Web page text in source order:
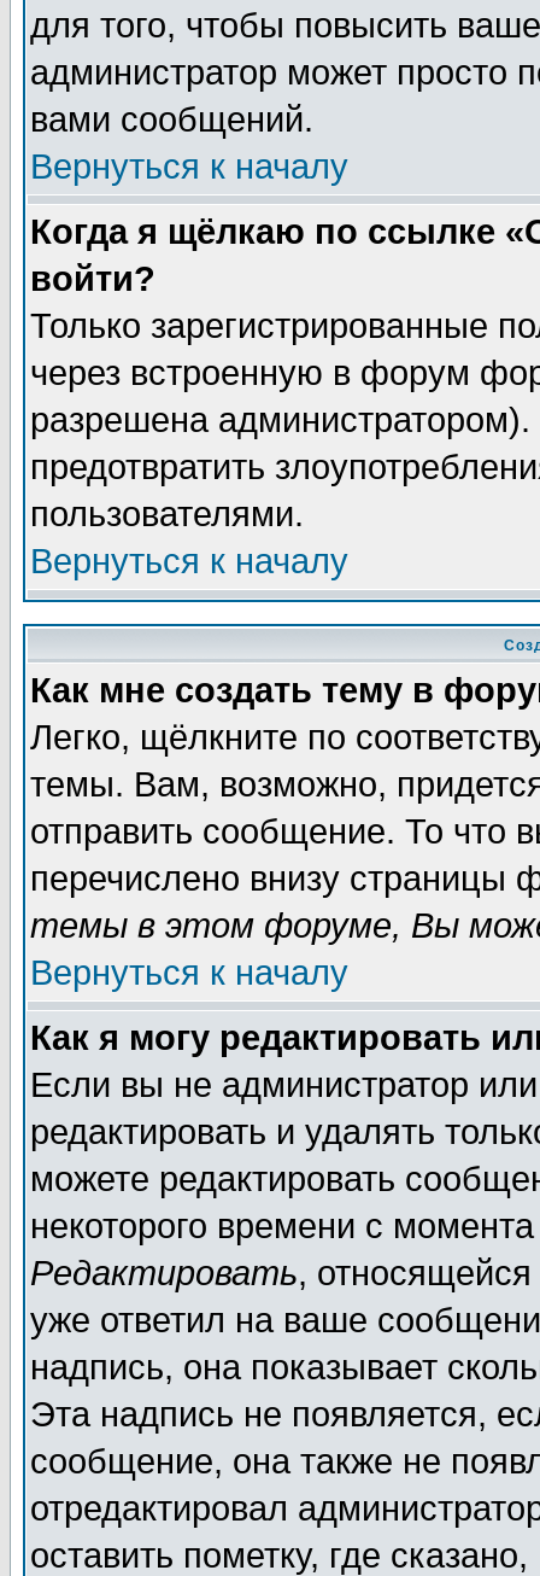
для того, чтобы повысить
администратор может просто
вами сообщений.
Вернуться к началу
Когда я щёлкаю по ссылке
войти?
Только зарегистрированные
через встроенную в форум
разрешена
предотвратить
пользователями.
Вернуться к началу
Как мне создать тему в
Легко, щёлкните по
темы. Вам, возможно,
отправить сообщение. То что
перечислено внизу страницы
темы в этом форуме, Вы
Вернуться к началу
Как я могу редактировать
Если вы не администратор
редактировать и удалять
можете редактировать
некоторого времени с
Редактировать,
уже ответил на ваше
надпись, она показывает
Эта надпись не появляется,
сообщение, она также не
отредактировал
оставить пометку, где